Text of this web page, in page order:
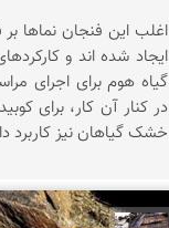
اغلب این فنجان نماها
ایجاد شده اند و
گیاه هوم برای اجرای
در کنار آن کار، برای
خشک گیاهان نیز کاربرد